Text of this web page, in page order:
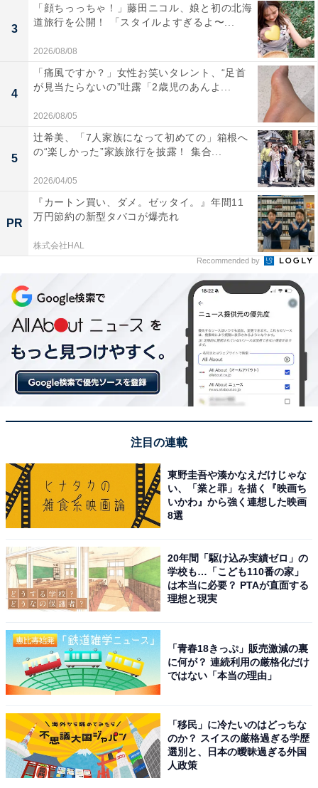
3
「顔ちっっちゃ！」藤田ニコル、娘と初の北海
道旅行を公開！ 「スタイルよすぎるよ〜...
2026/08/08
4
「痛風ですか？」女性お笑いタレント、“足首
が見当たらないの”吐露「2歳児のあんよ...
2026/08/05
5
辻希美、「7人家族になって初めての」箱根へ
の“楽しかった”家族旅行を披露！ 集合...
2026/04/05
PR
『カートン買い、ダメ。ゼッタイ。』年間11
万円節約の新型タバコが爆売れ
株式会社HAL
Recommended by
注目の連載
東野圭吾や湊かなえだけじゃな
い、「業と罪」を描く『映画ち
いかわ』から強く連想した映画
8選
20年間「駆け込み実績ゼロ」の
学校も…「こども110番の家」
は本当に必要？ PTAが直面する
理想と現実
「青春18きっぷ」販売激減の裏
に何が？ 連続利用の厳格化だけ
ではない「本当の理由」
「移民」に冷たいのはどっちな
のか？ スイスの厳格過ぎる学歴
選別と、日本の曖昧過ぎる外国
人政策